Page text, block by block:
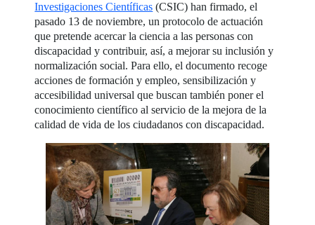
Investigaciones Científicas (CSIC) han firmado, el
pasado 13 de noviembre, un protocolo de actuación
que pretende acercar la ciencia a las personas con
discapacidad y contribuir, así, a mejorar su inclusión y
normalización social. Para ello, el documento recoge
acciones de formación y empleo, sensibilización y
accesibilidad universal que buscan también poner el
conocimiento científico al servicio de la mejora de la
calidad de vida de los ciudadanos con discapacidad.